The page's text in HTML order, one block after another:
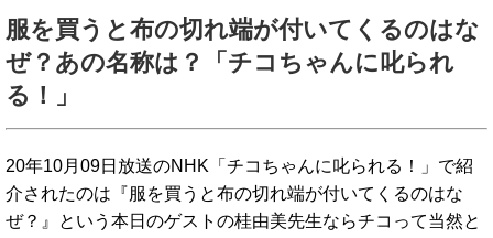
服を買うと布の切れ端が付いてくるのはな
ぜ？あの名称は？「チコちゃんに叱られ
る！」
20年10月09日放送のNHK「チコちゃんに叱られる！」で紹
介されたのは『服を買うと布の切れ端が付いてくるのはな
ぜ？』という本日のゲストの桂由美先生ならチコって当然と